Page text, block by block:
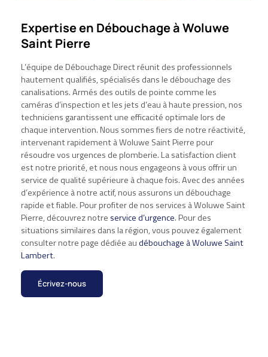
Expertise en Débouchage à Woluwe
Saint Pierre
L’équipe de Débouchage Direct réunit des professionnels
hautement qualifiés, spécialisés dans le débouchage des
canalisations. Armés des outils de pointe comme les
caméras d’inspection et les jets d’eau à haute pression, nos
techniciens garantissent une efficacité optimale lors de
chaque intervention. Nous sommes fiers de notre réactivité,
intervenant rapidement à Woluwe Saint Pierre pour
résoudre vos urgences de plomberie. La satisfaction client
est notre priorité, et nous nous engageons à vous offrir un
service de qualité supérieure à chaque fois. Avec des années
d’expérience à notre actif, nous assurons un débouchage
rapide et fiable. Pour profiter de nos services à Woluwe Saint
Pierre, découvrez notre service d’urgence. Pour des
situations similaires dans la région, vous pouvez également
consulter notre page dédiée audébouchage à Woluwe Saint
Lambert.
Écrivez-nous